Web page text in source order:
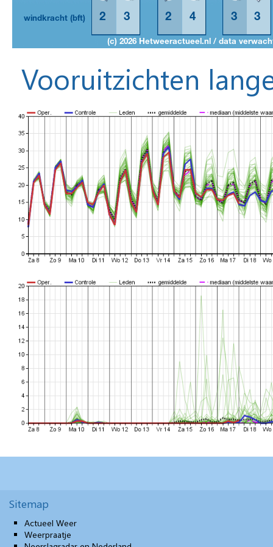
Vooruitzichten
Sitemap
Actueel Weer
Weerpraatje